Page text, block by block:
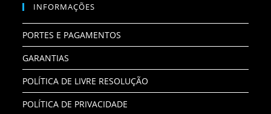
INFORMAÇÕES
PORTES E PAGAMENTOS
GARANTIAS
POLÍTICA DE LIVRE RESOLUÇÃO
POLÍTICA DE PRIVACIDADE